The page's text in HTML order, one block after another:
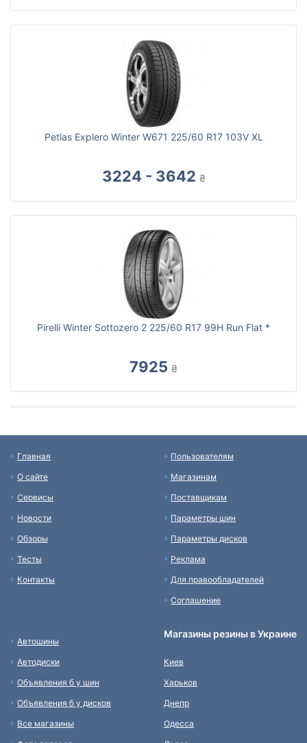
Petlas Explero Winter W671 225/60 R17 103V XL
3224 - 3642 ₴
Pirelli Winter Sottozero 2 225/60 R17 99H Run Flat *
7925 ₴
Главная
О сайте
Сервисы
Новости
Обзоры
Тесты
Контакты
Пользователям
Магазинам
Поставщикам
Параметры шин
Параметры дисков
Реклама
Для правообладателей
Соглашение
Автошины
Автодиски
Объявления б у шин
Объявления б у дисков
Все магазины
Магазины резины в Украине
Киев
Харьков
Днепр
Одесса